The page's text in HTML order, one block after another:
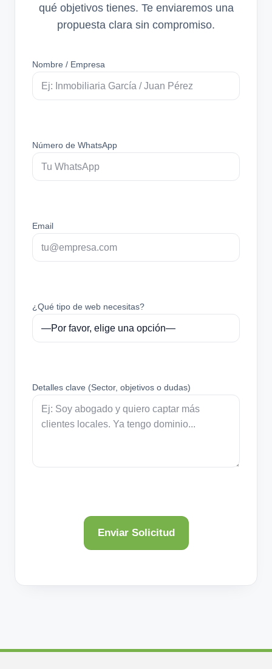
qué objetivos tienes. Te enviaremos una
propuesta clara sin compromiso.
Nombre / Empresa
Número de WhatsApp
Email
¿Qué tipo de web necesitas?
Detalles clave (Sector, objetivos o dudas)